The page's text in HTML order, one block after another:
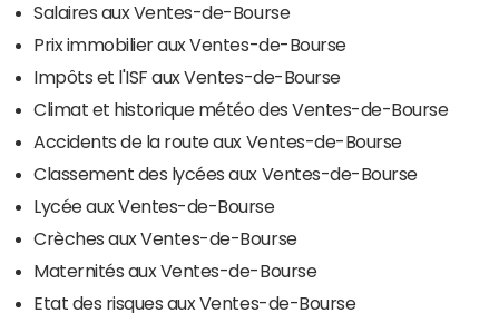
Salaires aux Ventes-de-Bourse
Prix immobilier aux Ventes-de-Bourse
Impôts et l'ISF aux Ventes-de-Bourse
Climat et historique météo des Ventes-de-Bourse
Accidents de la route aux Ventes-de-Bourse
Classement des lycées aux Ventes-de-Bourse
Lycée aux Ventes-de-Bourse
Crèches aux Ventes-de-Bourse
Maternités aux Ventes-de-Bourse
Etat des risques aux Ventes-de-Bourse